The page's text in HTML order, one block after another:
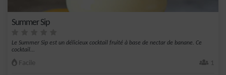
Summer Sip
Le Summer Sip est un délicieux cocktail fruité à base de nectar de banane. Ce
cocktail...
Facile 1